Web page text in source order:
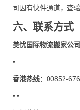
司因有快件通道，查验
六、联系方式
美忧国际物流搬家公司
•
香港热线：00852-
• •